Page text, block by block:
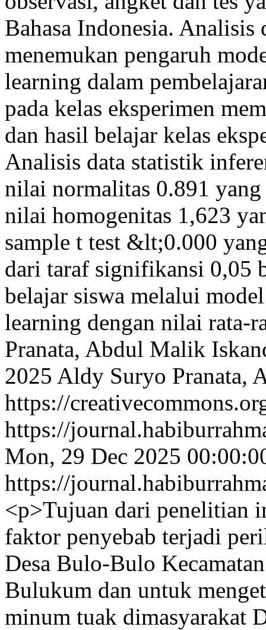
Bahasa Indonesia.
menemukan pengaruh
learning dalam
pada kelas eksperimen
dan hasil belajar kelas
Analisis data statistik
nilai normalitas 0.891
nilai homogenitas 1,623
sample t test &lt;0.000
dari taraf signifikansi 0,05
belajar siswa melalui
learning dengan nilai rata-
Pranata, Abdul Malik
2025 Aldy Suryo Pranata,
https://
https://
Mon, 29 Dec 2025
https://
<p>Tujuan dari penelitian
faktor penyebab terjadi
Desa Bulo-Bulo
Bulukum dan untuk
minum tuak dimasyarakat